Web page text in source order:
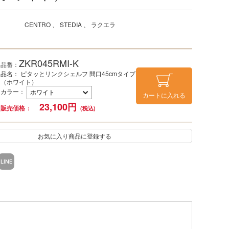
CENTRO STEDIA ラクエラ
品番： ZKR045RMI-K
品名： ピタッとリンクシェルフ 間口45cmタイプ
（ホワイト）
カラー ：
販売価格
23,100円
カートに入れる
お気に入り商品に登録する
LINE